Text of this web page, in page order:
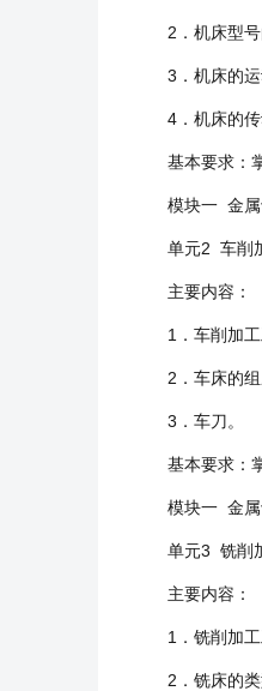
2．机床型号
3．机床的运
4．机床的传
基本要求：
模块一 金
单元2 车削
主要内容：
1．车削加工
2．车床的
3．车刀。
基本要求：
模块一 金
单元3 铣削
主要内容：
1．铣削加工
2．铣床的类